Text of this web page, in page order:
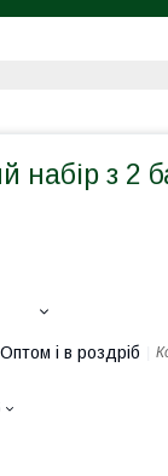
набір з 2
Оптом і в роздріб